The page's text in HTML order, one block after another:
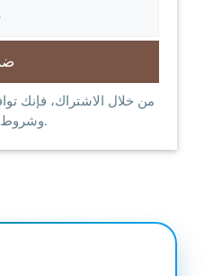
من خلال الاشتراك، فإنك
وشروط الخدمة.